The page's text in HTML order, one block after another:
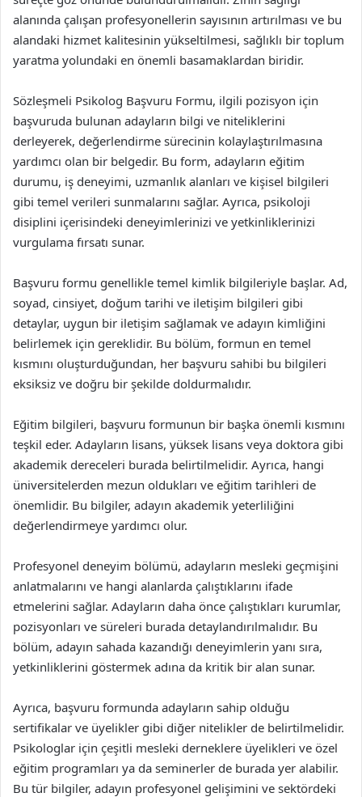
alanında çalışan profesyonellerin sayısının artırılması ve bu
alandaki hizmet kalitesinin yükseltilmesi, sağlıklı bir toplum
yaratma yolundaki en önemli basamaklardan biridir.
Sözleşmeli Psikolog Başvuru Formu, ilgili pozisyon için
başvuruda bulunan adayların bilgi ve niteliklerini
derleyerek, değerlendirme sürecinin kolaylaştırılmasına
yardımcı olan bir belgedir. Bu form, adayların eğitim
durumu, iş deneyimi, uzmanlık alanları ve kişisel bilgileri
gibi temel verileri sunmalarını sağlar. Ayrıca, psikoloji
disiplini içerisindeki deneyimlerinizi ve yetkinliklerinizi
vurgulama fırsatı sunar.
Başvuru formu genellikle temel kimlik bilgileriyle başlar. Ad,
soyad, cinsiyet, doğum tarihi ve iletişim bilgileri gibi
detaylar, uygun bir iletişim sağlamak ve adayın kimliğini
belirlemek için gereklidir. Bu bölüm, formun en temel
kısmını oluşturduğundan, her başvuru sahibi bu bilgileri
eksiksiz ve doğru bir şekilde doldurmalıdır.
Eğitim bilgileri, başvuru formunun bir başka önemli kısmını
teşkil eder. Adayların lisans, yüksek lisans veya doktora gibi
akademik dereceleri burada belirtilmelidir. Ayrıca, hangi
üniversitelerden mezun oldukları ve eğitim tarihleri de
önemlidir. Bu bilgiler, adayın akademik yeterliliğini
değerlendirmeye yardımcı olur.
Profesyonel deneyim bölümü, adayların mesleki geçmişini
anlatmalarını ve hangi alanlarda çalıştıklarını ifade
etmelerini sağlar. Adayların daha önce çalıştıkları kurumlar,
pozisyonları ve süreleri burada detaylandırılmalıdır. Bu
bölüm, adayın sahada kazandığı deneyimlerin yanı sıra,
yetkinliklerini göstermek adına da kritik bir alan sunar.
Ayrıca, başvuru formunda adayların sahip olduğu
sertifikalar ve üyelikler gibi diğer nitelikler de belirtilmelidir.
Psikologlar için çeşitli mesleki derneklere üyelikleri ve özel
eğitim programları ya da seminerler de burada yer alabilir.
Bu tür bilgiler, adayın profesyonel gelişimini ve sektördeki